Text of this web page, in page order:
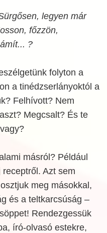
legyen már
főzzön,
?
folyton a
a tinédzserlányoktól a
Felhívott? Nem
Megcsalt? És te
másról? Például
Azt sem
meg másokkal,
és a teltkarcsúság –
Rendezgessük
író-olvasó estekre,